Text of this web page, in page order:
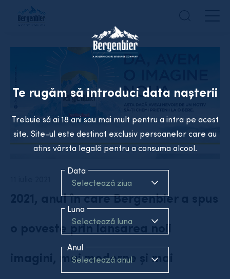
2021, anul în care Bergenbier a spus
o poveste prin lansarea noii
imagini, mai moderne și mai
Te rugăm să introduci data nașterii
Trebuie să ai 18 ani sau mai mult pentru a intra pe acest
site. Site-ul este destinat exclusiv persoanelor care au
atins vârsta legală pentru a consuma alcool.
Data
Selectează ziua
Luna
Selectează luna
Anul
Selectează anul